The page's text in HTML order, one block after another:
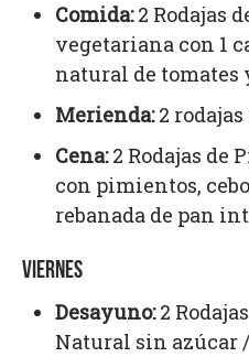
Comida:2 Rodajas
vegetariana con 1
natural de tomates
Merienda:2
Cena:2 Rodajas de
con pimientos,
rebanada de pan
VIERNES
Desayuno:2
Natural sin azúcar